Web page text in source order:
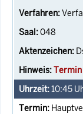
048
Termin
10:45